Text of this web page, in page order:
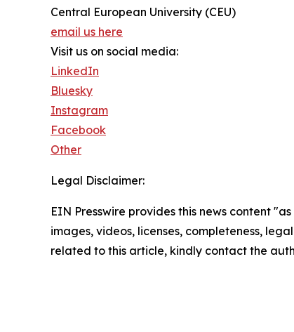
Central European University (CEU)
email us here
Visit us on social media:
LinkedIn
Bluesky
Instagram
Facebook
Other
Legal Disclaimer:
EIN Presswire provides this news content
images, videos, licenses, completeness,
related to this article, kindly contact the